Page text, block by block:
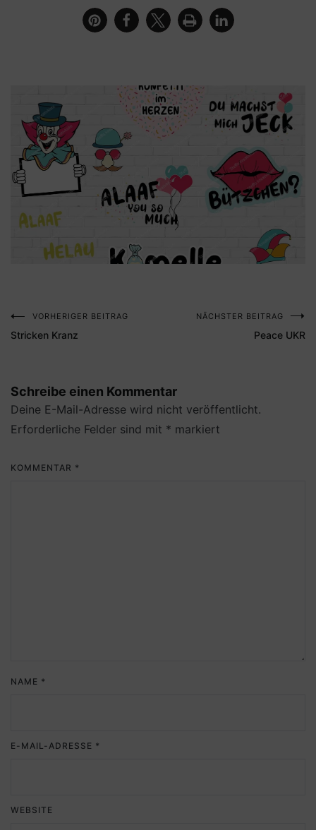
Beitragsnavigation
VORHERIGER BEITRAG
Stricken Kranz
NÄCHSTER BEITRAG
Peace UKR
Schreibe einen Kommentar
Deine E-Mail-Adresse wird nicht veröffentlicht.
Erforderliche Felder sind mit * markiert
KOMMENTAR *
NAME *
E-MAIL-ADRESSE *
WEBSITE